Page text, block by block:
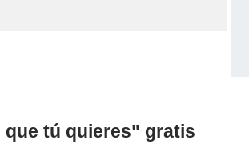
que tú quieres" gratis